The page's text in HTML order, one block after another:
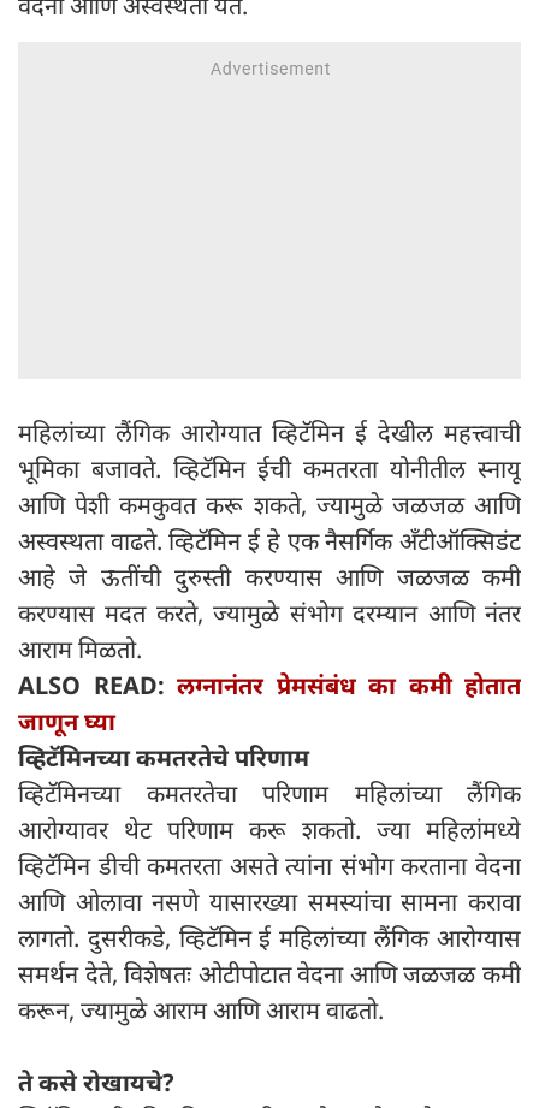
महिलांच्या लैंगिक आरोग्यात व्हिटॅमिन ई देखील महत्त्वाची
भूमिका बजावते. व्हिटॅमिन ईची कमतरता योनीतील स्नायू
आणि पेशी कमकुवत करू शकते, ज्यामुळे जळजळ आणि
अस्वस्थता वाढते. व्हिटॅमिन ई हे एक नैसर्गिक अँटीऑक्सिडंट
आहे जे ऊतींची दुरुस्ती करण्यास आणि जळजळ कमी
करण्यास मदत करते, ज्यामुळे संभोग दरम्यान आणि नंतर
आराम मिळतो.
ALSO READ: लग्नानंतर प्रेमसंबंध का कमी होतात
जाणून घ्या
व्हिटॅमिनच्या कमतरतेचे परिणाम
व्हिटॅमिनच्या कमतरतेचा परिणाम महिलांच्या लैंगिक
आरोग्यावर थेट परिणाम करू शकतो. ज्या महिलांमध्ये
व्हिटॅमिन डीची कमतरता असते त्यांना संभोग करताना वेदना
आणि ओलावा नसणे यासारख्या समस्यांचा सामना करावा
लागतो. दुसरीकडे, व्हिटॅमिन ई महिलांच्या लैंगिक आरोग्यास
समर्थन देते, विशेषतः ओटीपोटात वेदना आणि जळजळ कमी
करून, ज्यामुळे आराम आणि आराम वाढतो.
ते कसे रोखायचे?